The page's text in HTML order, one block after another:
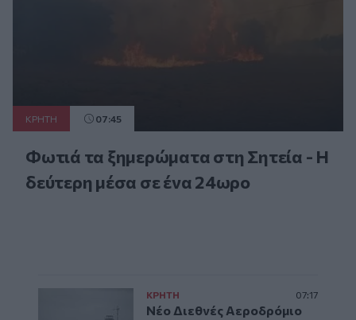
ΚΡΗΤΗ 07:45
Φωτιά τα ξημερώματα στη Σητεία - Η
δεύτερη μέσα σε ένα 24ωρο
ΚΡΗΤΗ 07:17
Νέο Διεθνές Αεροδρόμιο